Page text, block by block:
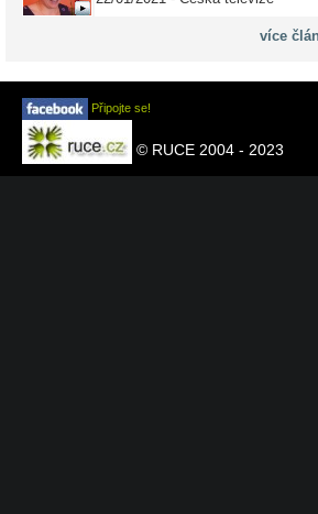
více
Připojte se!
© RUCE 2004 - 2023